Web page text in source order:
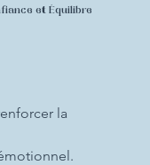
et Équilibre
la